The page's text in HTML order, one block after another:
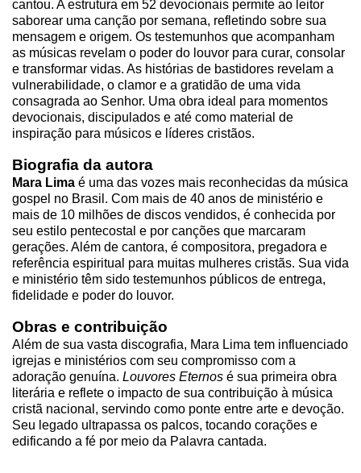
cantou. A estrutura em 52 devocionais permite ao leitor
saborear uma canção por semana, refletindo sobre sua
mensagem e origem. Os testemunhos que acompanham
as músicas revelam o poder do louvor para curar, consolar
e transformar vidas. As histórias de bastidores revelam a
vulnerabilidade, o clamor e a gratidão de uma vida
consagrada ao Senhor. Uma obra ideal para momentos
devocionais, discipulados e até como material de
inspiração para músicos e líderes cristãos.
Biografia da autora
Mara Lima é uma das vozes mais reconhecidas da música
gospel no Brasil. Com mais de 40 anos de ministério e
mais de 10 milhões de discos vendidos, é conhecida por
seu estilo pentecostal e por canções que marcaram
gerações. Além de cantora, é compositora, pregadora e
referência espiritual para muitas mulheres cristãs. Sua vida
e ministério têm sido testemunhos públicos de entrega,
fidelidade e poder do louvor.
Obras e contribuição
Além de sua vasta discografia, Mara Lima tem influenciado
igrejas e ministérios com seu compromisso com a
adoração genuína. Louvores Eternos é sua primeira obra
literária e reflete o impacto de sua contribuição à música
cristã nacional, servindo como ponte entre arte e devoção.
Seu legado ultrapassa os palcos, tocando corações e
edificando a fé por meio da Palavra cantada.